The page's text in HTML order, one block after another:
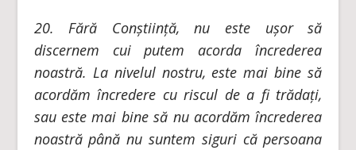
20. Fără Conștiință, nu este ușor să
discernem cui putem acorda încrederea
noastră. La nivelul nostru, este mai bine să
acordăm încredere cu riscul de a fi trădați,
sau este mai bine să nu acordăm încrederea
noastră până nu suntem siguri că persoana